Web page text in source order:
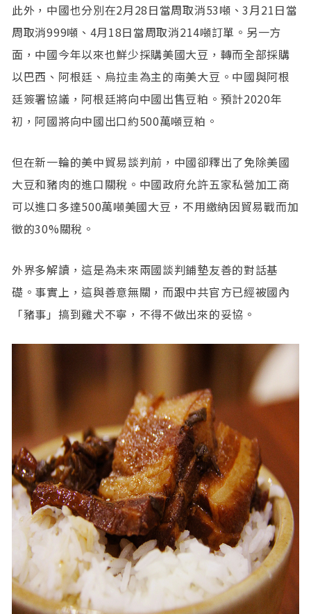
此外，中國也分別在2月28日當周取消53噸、3月21日當
周取消999噸、4月18日當周取消214噸訂單。另一方
面，中國今年以來也鮮少採購美國大豆，轉而全部採購
以巴西、阿根廷、烏拉圭為主的南美大豆。中國與阿根
廷簽署協議，阿根廷將向中國出售豆粕。預計2020年
初，阿國將向中國出口約500萬噸豆粕。
但在新一輪的美中貿易談判前，中國卻釋出了免除美國
大豆和豬肉的進口關稅。中國政府允許五家私營加工商
可以進口多達500萬噸美國大豆，不用繳納因貿易戰而加
徵的30%關稅。
外界多解讀，這是為未來兩國談判鋪墊友善的對話基
礎。事實上，這與善意無關，而跟中共官方已經被國內
「豬事」搞到雞犬不寧，不得不做出來的妥協。